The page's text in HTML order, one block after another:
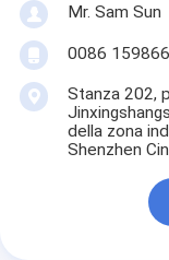
Mr. Sam Sun
0086
Stanza 202,
della zona
Shenzhen